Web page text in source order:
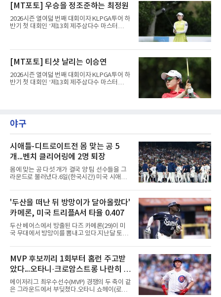
홀에서 경기하고 있다.
[MT포토] 우승을 정조준하는 최정원
2026시즌 열여덟 번째 대회이자 KLPGA투어 하
반기 첫 대회인 ‘제13회 제주삼다수 마스터
트(파72/6,767야드)에서 열리고 있다.6일 현재
홀에서 경기하고 있다.
[MT포토] 티샷 날리는 이승연
2026시즌 열여덟 번째 대회이자 KLPGA투어 하
반기 첫 대회인 ‘제13회 제주삼다수 마스터
홀에서 경기하고 있다.
야구
시애틀-디트로이트전 몸 맞는 공 5
개...벤치 클리어링에 2명 퇴장
몸에 맞는 공 다섯 개가 결국 양 팀 선수들을 그
라운드로 불러냈다.6일(한국시간) 미국 시애틀
로이트 타이거스의 경기에서 벤치 클리어링이
벌어졌다. 난투극으로 번지지는 않았으나 좌완
게이브 스파이어와 댄 윌슨 시애틀 감독이 퇴장
당했다.발단은 선발이었다. 시애틀 브라이언 우
가 디트로이트 타자를 세 차례 맞혔다. 다만 팔꿈
치 보호대에 맞거나 변화구에 발이 스치는 수준
이어서 치명적이지는 않았다.분위기는 그다음에
리를 맞혔다. 토레스와 시애틀 포수 칼 롤리가 말
을 주고받자 AJ 힌치 디
'두산을 떠난 뒤 방망이가 달아올랐다'
카메론, 미국 트리플A서 타율 0.407
두산 베어스에서 방출된 다즈 카메론(29)이 미
국 무대에서 방망이를 뽐내고 있다.지난달 토론
론은 루키리그 2경기를 거쳐 트리플A 버펄로 바
이슨스로 승격한 뒤 연일 뜨거운 타격감을 보이
고 있다.수치가 압도적이다. 트리플A 15경기에
서 타율 0.407(54타수 22안타), 2홈런, 10타점,
8도루를 기록 중이며 OPS는 1.151에 이른다.
15경기 중 14경기에서 안타를 만들었고 최근 7
경기 연속 안타도 이어갔다.6일(한국시간) 노퍽
MVP 후보끼리 1회부터 홈런 주고받
았다...오타니·크로암스트롱 나란히 홈
런 맞불
메이저리그 최우수선수(MVP) 경쟁의 두 축이 같
은 그라운드에서 부딪쳤다.오타니 쇼헤이(로스